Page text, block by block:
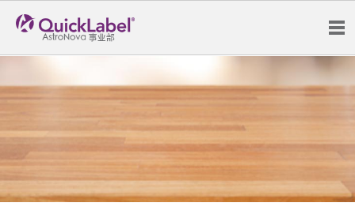
产品
应用
支持